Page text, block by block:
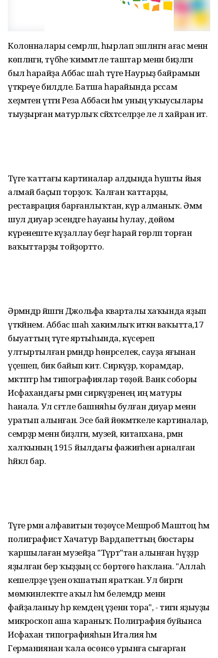
Колонналары семәрләп, һырлап эшләнгән ағас менән
көпләнгән, түбәһе ҡиммәтле таштар менән биҙәлгән
был һарайҙа Аббас шаһ тәүге Наурыҙ байрамын
үткәреүе билдәле. Батша һарайында рәссам
хеҙмәтен үтәгән Реза Аббаси һәм уның уҡыусылары
тыуҙырған матурлыҡ сәйәхәтселәрҙе әле лә хайран итә.
Тәүге ҡаттағы картиналар алдында һушты йыя
алмай баҫып торҙоҡ. Ҡалған ҡаттарҙы,
реставрация барғанлыҡтан, күрә алманыҡ. Әммә
шул диуар эсендәге һауаны һулау, дөйөм
күренеште күҙаллау беҙгә һарай гөрләп торған
ваҡыттарҙы тойҙортто.
Әрмәндәр йәшәгән Джольфа кварталы хаҡында яҙып
үткәйнем. Аббас шаһ хакимлыҡ иткән ваҡытта,17
быуаттың тәүге яртыһында, күсереп
ултыртылған әрмәндәр һөнәрселек, сауҙа яғынан
үҫешеп, бик байып китә. Сиркәүҙәр, ҡорамдар,
мәктәптәр һәм типографиялар төҙөй. Ванк соборы
Исфахандағы әрмән сиркәүҙәренең иң матуры
һанала. Ул сәғәтле башняһы булған диуар менән
уратып алынған. Эсе бай йөкмәткеле картиналар,
семәрҙәр менән биҙәлгән, музей, китапхана, әрмән
халҡының 1915 йылдағы фажиғәһенә арналған
һәйкәл бар.
Тәүге әрмән алфавитын төҙөүсе Мешроб Маштоц һәм
полиграфист Хачатур Вардапеттың бюстары
ҡаршылаған музейҙа "Тәүрәт"тан алынған һүҙҙәр
яҙылған бер ҡыҙҙың сәс бөртөгө һаҡлана. "Аллаһ
кешеләрҙе үҙенә оҡшатып яратҡан. Ул биргән
мөмкинлектәге аҡыл һәм белемдәр менән
файҙаланыу һәр кемдең үҙенән тора", - тигән яҙыуҙы
микроскоп аша ҡараныҡ. Полиграфия буйынса
Исфахан типографияһын Италия һәм
Германиянан ҡала өсөнсө урынға сығарған